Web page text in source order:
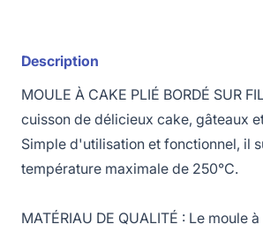
Description
MOULE À CAKE PLIÉ BORDÉ SUR
cuisson de délicieux cake, gâteaux
Simple d'utilisation et fonctionnel, il
température maximale de 250°C.
MATÉRIAU DE QUALITÉ : Le moule